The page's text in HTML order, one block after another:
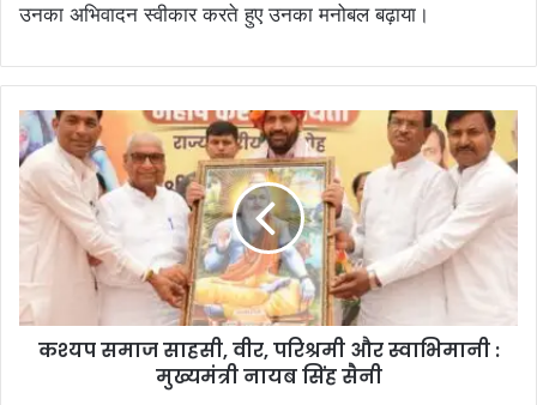
उनका अभिवादन स्वीकार करते हुए उनका मनोबल बढ़ाया।
कश्यप समाज साहसी, वीर, परिश्रमी और स्वाभिमानी :
मुख्यमंत्री नायब सिंह सैनी